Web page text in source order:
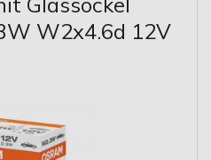
W2x4.6d 12V